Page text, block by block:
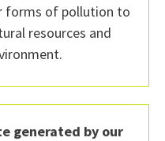
forms of pollution to
resources and
generated by our